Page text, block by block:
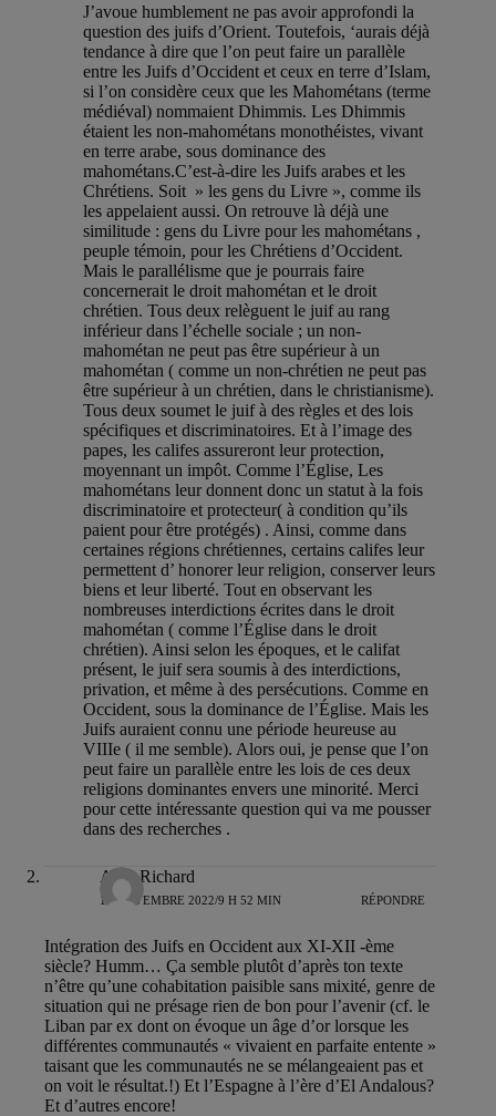
J’avoue humblement ne pas avoir approfondi la
question des juifs d’Orient. Toutefois, ‘aurais déjà
tendance à dire que l’on peut faire un parallèle
entre les Juifs d’Occident et ceux en terre d’Islam,
si l’on considère ceux que les Mahométans (terme
médiéval) nommaient Dhimmis. Les Dhimmis
étaient les non-mahométans monothéistes, vivant
en terre arabe, sous dominance des
mahométans.C’est-à-dire les Juifs arabes et les
Chrétiens. Soit » les gens du Livre », comme ils
les appelaient aussi. On retrouve là déjà une
similitude : gens du Livre pour les mahométans ,
peuple témoin, pour les Chrétiens d’Occident.
Mais le parallélisme que je pourrais faire
concernerait le droit mahométan et le droit
chrétien. Tous deux relèguent le juif au rang
inférieur dans l’échelle sociale ; un non-
mahométan ne peut pas être supérieur à un
mahométan ( comme un non-chrétien ne peut pas
être supérieur à un chrétien, dans le christianisme).
Tous deux soumet le juif à des règles et des lois
spécifiques et discriminatoires. Et à l’image des
papes, les califes assureront leur protection,
moyennant un impôt. Comme l’Église, Les
mahométans leur donnent donc un statut à la fois
discriminatoire et protecteur( à condition qu’ils
paient pour être protégés) . Ainsi, comme dans
certaines régions chrétiennes, certains califes leur
permettent d’ honorer leur religion, conserver leurs
biens et leur liberté. Tout en observant les
nombreuses interdictions écrites dans le droit
mahométan ( comme l’Église dans le droit
chrétien). Ainsi selon les époques, et le califat
présent, le juif sera soumis à des interdictions,
privation, et même à des persécutions. Comme en
Occident, sous la dominance de l’Église. Mais les
Juifs auraient connu une période heureuse au
VIIIe ( il me semble). Alors oui, je pense que l’on
peut faire un parallèle entre les lois de ces deux
religions dominantes envers une minorité. Merci
pour cette intéressante question qui va me pousser
dans des recherches .
Agut Richard
14 NOVEMBRE 2022/9 H 52 MIN RÉPONDRE
Intégration des Juifs en Occident aux XI-XII -ème
siècle? Humm… Ça semble plutôt d’après ton texte
n’être qu’une cohabitation paisible sans mixité, genre de
situation qui ne présage rien de bon pour l’avenir (cf. le
Liban par ex dont on évoque un âge d’or lorsque les
différentes communautés « vivaient en parfaite entente »
taisant que les communautés ne se mélangeaient pas et
on voit le résultat.!) Et l’Espagne à l’ère d’El Andalous?
Et d’autres encore!